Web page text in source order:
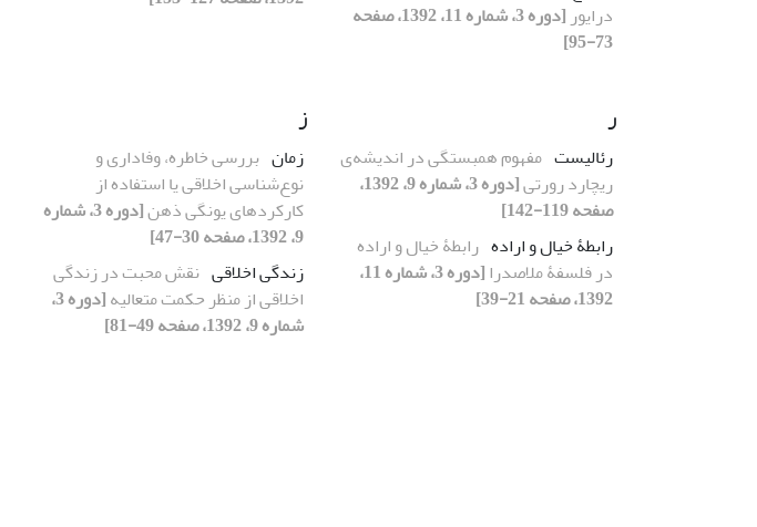
درایور
[دوره 3، شماره 11، 1392، صفحه
73-95]
ر
رئالیست مفهوم همبستگی در اندیشه‌ی
ریچارد رورتی
[دوره 3، شماره 9، 1392،
صفحه 119-142]
رابطۀ خیال و اراده رابطۀ خیال و اراده
در فلسفۀ ملاصدرا
[دوره 3، شماره 11،
1392، صفحه 21-39]
ز
زمان بررسی خاطره، وفاداری و
نوع‌شناسی اخلاقی یا استفاده از
کارکردهای یونگی ذهن
[دوره 3، شماره
9، 1392، صفحه 30-47]
زندگی اخلاقی نقش محبت در زندگی
اخلاقی از منظر حکمت متعالیه
[دوره 3،
شماره 9، 1392، صفحه 49-81]